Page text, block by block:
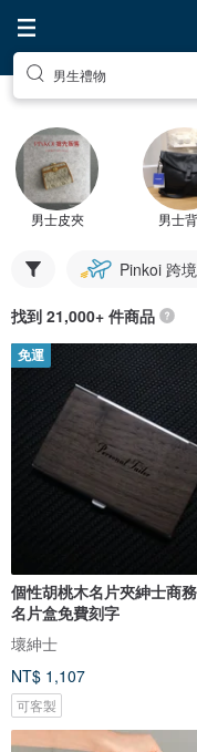
男生禮物
男士皮夾 男士
Pinkoi 跨
找到 21,000+ 件商品
免運
個性胡桃木名片夾紳士商
名片盒免費刻字
壞紳士
NT$ 1,107
可客製